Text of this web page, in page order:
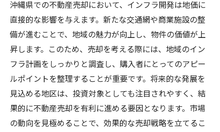
沖縄県での不動産売却において、インフラ開発は地価に
直接的な影響を与えます。新たな交通網や商業施設の整
備が進むことで、地域の魅力が向上し、物件の価値が上
昇します。このため、売却を考える際には、地域のイン
フラ計画をしっかりと調査し、購入者にとってのアピー
ルポイントを整理することが重要です。将来的な発展を
見込める地区は、投資対象としても注目されやすく、結
果的に不動産売却を有利に進める要因となります。市場
の動向を見極めることで、効果的な売却戦略を立てるこ